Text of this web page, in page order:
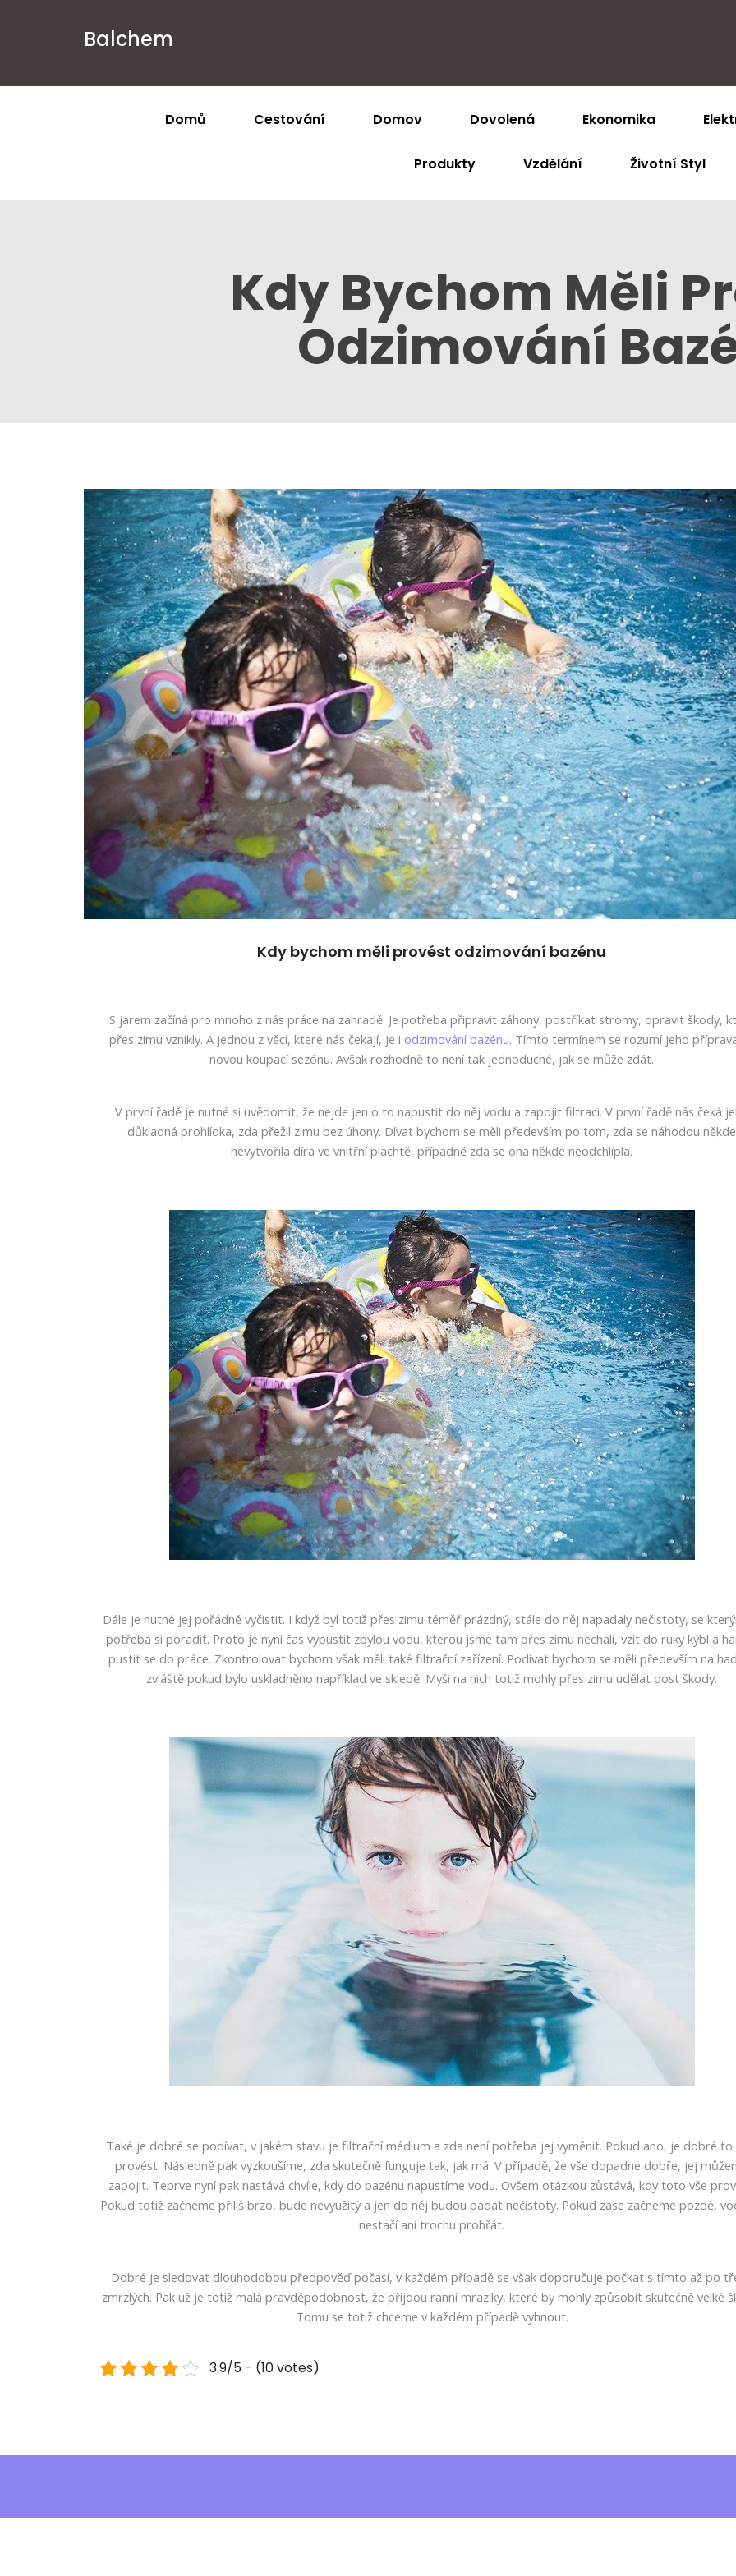
Balchem
Domů Cestování Domov Dovolená Ekonomika
Produkty Vzdělání Životní Styl
Kdy Bychom Měli
Odzimování
Kdy bychom měli provést odzimování bazénu
S jarem začíná pro mnoho z nás práce na zahradě. Je potřeba připravit záhony, postříkat stromy, opravit škody,
přes zimu vznikly. A jednou z věcí, které nás čekají, je i odzimování bazénu. Tímto termínem se rozumí jeho
novou koupací sezónu. Avšak rozhodně to není tak jednoduché, jak se může zdát.
V první řadě je nutné si uvědomit, že nejde jen o to napustit do něj vodu a zapojit filtraci. V první řadě nás čeká
důkladná prohlídka, zda přežil zimu bez úhony. Dívat bychom se měli především po tom, zda se náhodou někde
nevytvořila díra ve vnitřní plachtě, případně zda se ona někde neodchlípla.
Dále je nutné jej pořádně vyčistit. I když byl totiž přes zimu téměř prázdný, stále do něj napadaly nečistoty, se
potřeba si poradit. Proto je nyní čas vypustit zbylou vodu, kterou jsme tam přes zimu nechali, vzít do ruky kýbl a
pustit se do práce. Zkontrolovat bychom však měli také filtrační zařízení. Podívat bychom se měli především na
zvláště pokud bylo uskladněno například ve sklepě. Myši na nich totiž mohly přes zimu udělat dost škody.
Také je dobré se podívat, v jakém stavu je filtrační médium a zda není potřeba jej vyměnit. Pokud ano, je dobré to
provést. Následně pak vyzkoušíme, zda skutečně funguje tak, jak má. V případě, že vše dopadne dobře, jej
zapojit. Teprve nyní pak nastává chvíle, kdy do bazénu napustíme vodu. Ovšem otázkou zůstává, kdy toto vše
Pokud totiž začneme příliš brzo, bude nevyužitý a jen do něj budou padat nečistoty. Pokud zase začneme pozdě,
nestačí ani trochu prohřát.
Dobré je sledovat dlouhodobou předpověď počasí, v každém případě se však doporučuje počkat s tímto až po
zmrzlých. Pak už je totiž malá pravděpodobnost, že přijdou ranní mrazíky, které by mohly způsobit skutečně velké
Tomu se totiž chceme v každém případě vyhnout.
3.9/5 - (10 votes)